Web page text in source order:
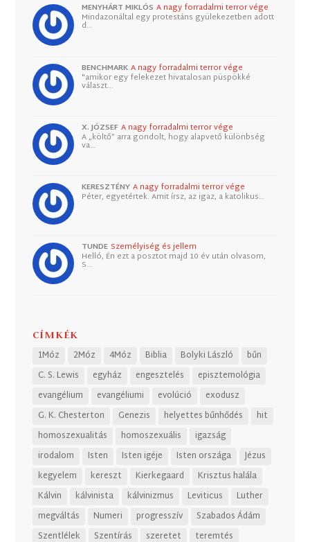
MENYHÁRT MIKLÓS A nagy forradalmi terror vége
Mindazonáltal egy protestáns gyülekezetben adott
d…
BENCHMARK A nagy forradalmi terror vége
"amikor egy felekezet hivatalosan püspökké
választ…
X. JÓZSEF A nagy forradalmi terror vége
A „költő” arra gondolt, hogy alapvető különbség
va…
KERESZTÉNY A nagy forradalmi terror vége
Péter, egyetértek. Amit írsz, az igaz, a katolikus…
TUNDE Személyiség és jellem
Helló, Én ezt a posztot majd 10 év után olvasom,
S…
CÍMKÉK
1Móz 2Móz 4Móz Biblia Bolyki László
bűn
C. S. Lewis
egyház engesztelés
episztemológia
evangélium
evangéliumi evolúció
exodusz
G. K. Chesterton
Genezis helyettes bűnhődés
hit
homoszexualitás
homoszexuális
igazság
irodalom
Isten Isten igéje Isten országa
Jézus
kegyelem
kereszt Kierkegaard
Krisztus halála
Kálvin
kálvinista kálvinizmus Leviticus
Luther
megváltás
Numeri progresszív
Szabados Ádám
Szentlélek
Szentírás szeretet teremtés